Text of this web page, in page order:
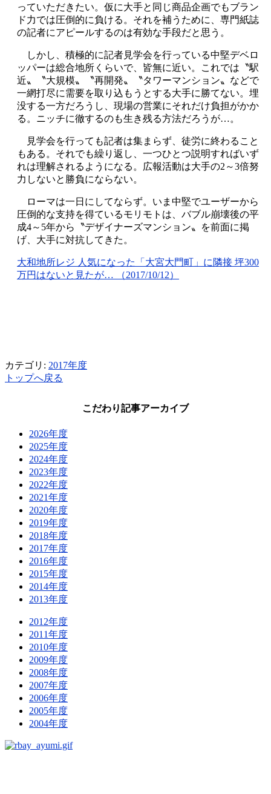
っていただきたい。仮に大手と同じ商品企画でもブラン
ド力では圧倒的に負ける。それを補うために、専門紙誌
の記者にアピールするのは有効な手段だと思う。
しかし、積極的に記者見学会を行っている中堅デベロ
ッパーは総合地所くらいで、皆無に近い。これでは〝駅
近〟〝大規模〟〝再開発〟〝タワーマンション〟などで
一網打尽に需要を取り込もうとする大手に勝てない。埋
没する一方だろうし、現場の営業にそれだけ負担がかか
る。ニッチに徹するのも生き残る方法だろうが…。
見学会を行っても記者は集まらず、徒労に終わること
もある。それでも繰り返し、一つひとつ説明すればいず
れは理解されるようになる。広報活動は大手の2～3倍努
力しないと勝負にならない。
ローマは一日にしてならず。いま中堅でユーザーから
圧倒的な支持を得ているモリモトは、バブル崩壊後の平
成4～5年から〝デザイナーズマンション〟を前面に掲
げ、大手に対抗してきた。
大和地所レジ 人気になった「大宮大門町」に隣接 坪300
万円はないと見たが… （2017/10/12）
カテゴリ: 2017年度
トップへ戻る
こだわり記事アーカイブ
2026年度
2025年度
2024年度
2023年度
2022年度
2021年度
2020年度
2019年度
2018年度
2017年度
2016年度
2015年度
2014年度
2013年度
2012年度
2011年度
2010年度
2009年度
2008年度
2007年度
2006年度
2005年度
2004年度